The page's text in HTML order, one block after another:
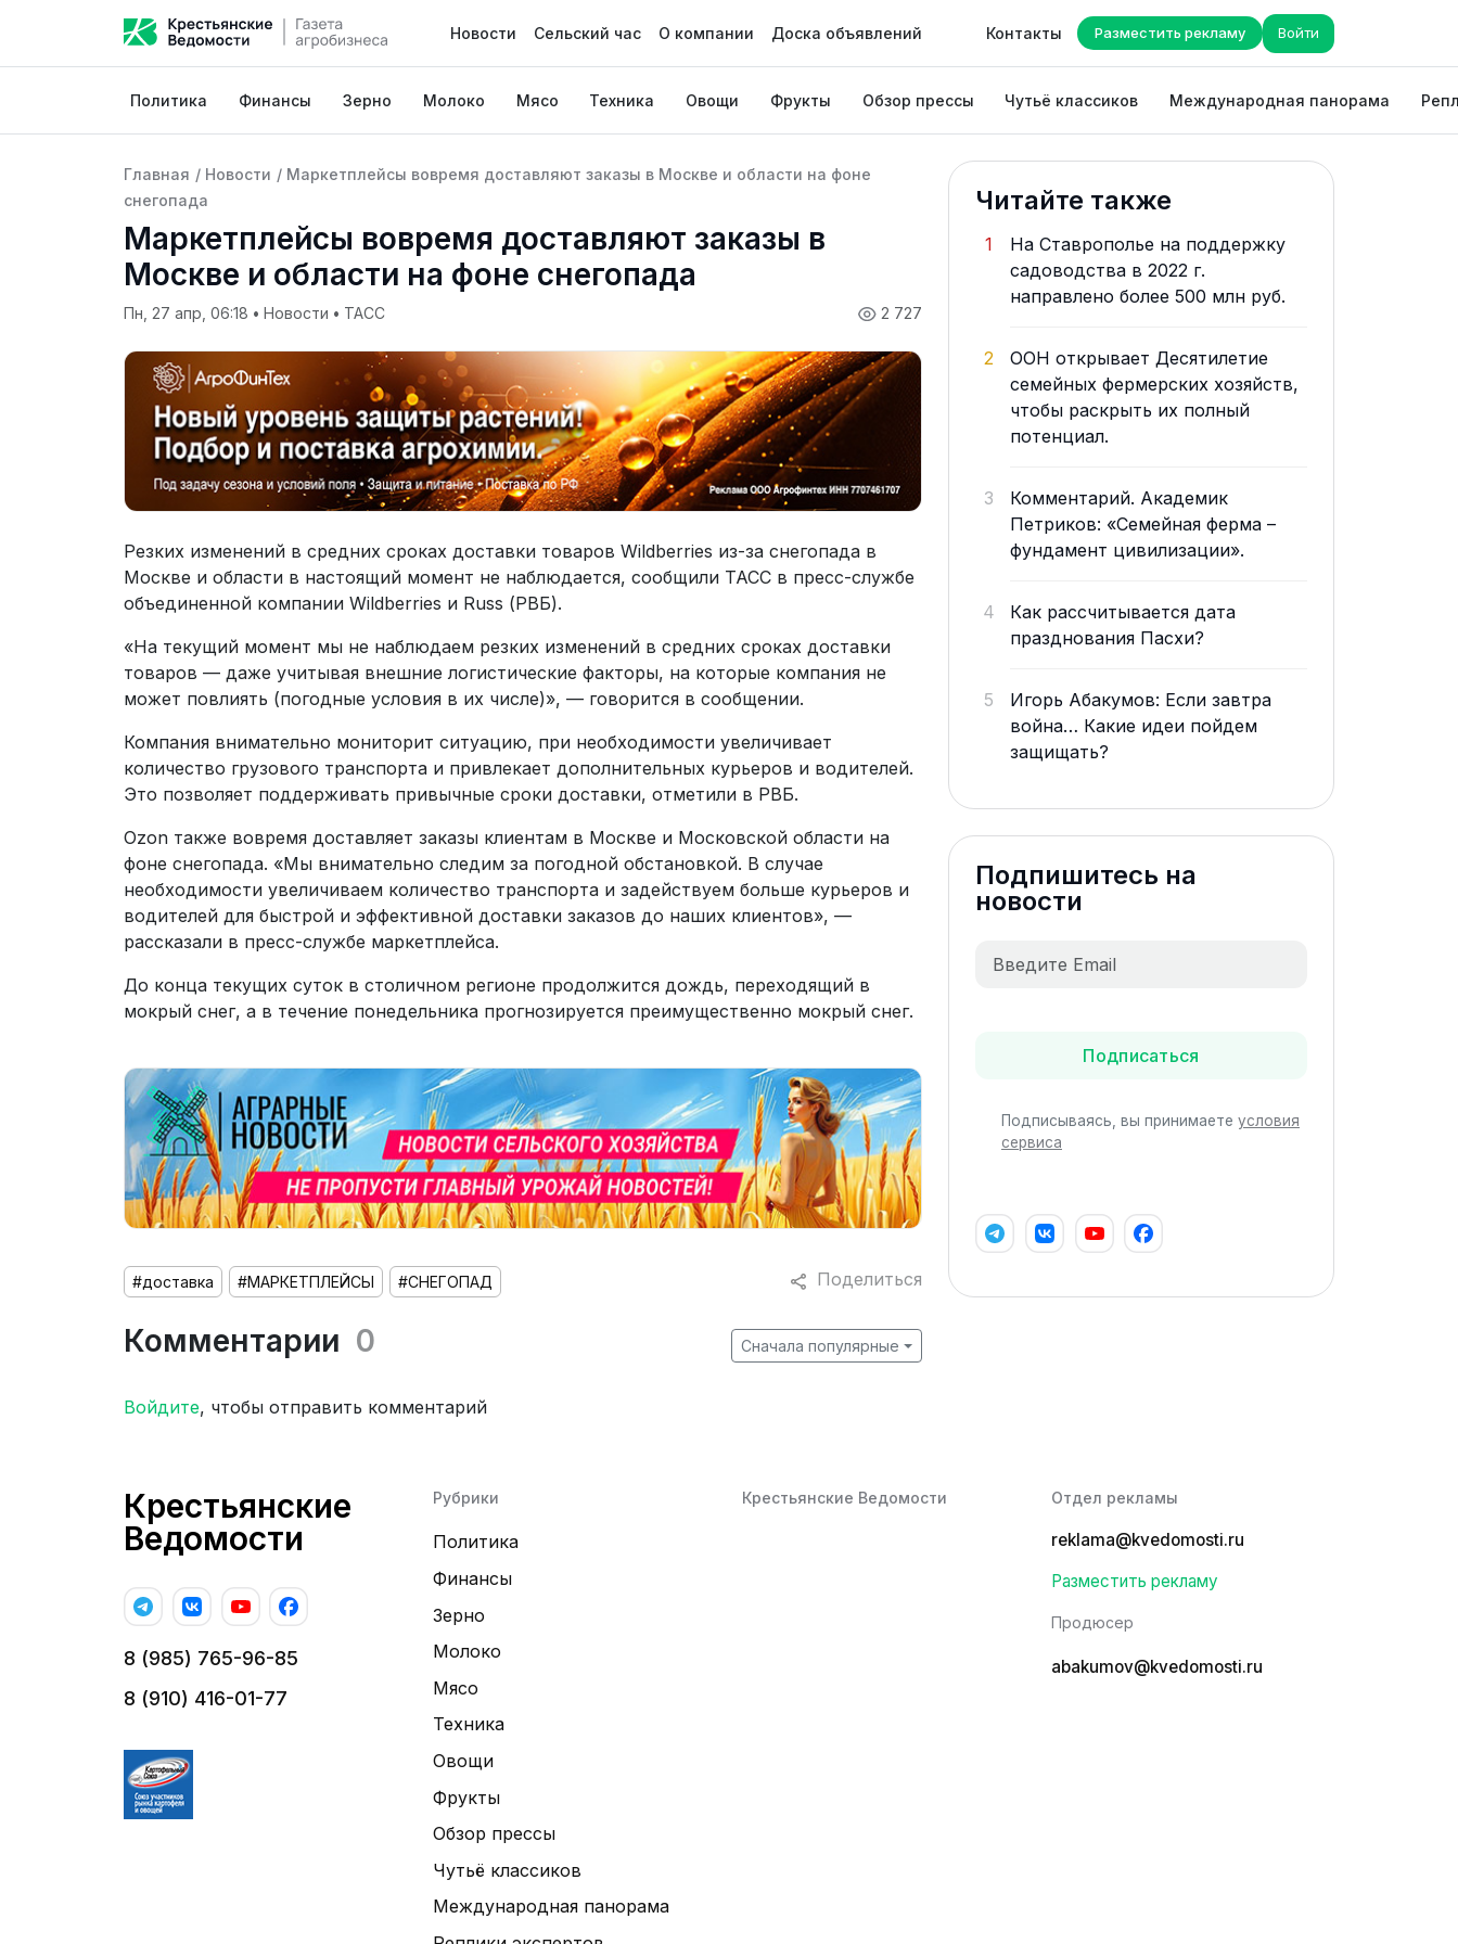
Новости Сельский час О компании Доска объявлений Контакты Разместить рекламу Войти
Политика Финансы Зерно Молоко Мясо Техника Овощи Фрукты Обзор прессы Чутьё классиков Международная панорама
Главная / Новости / Маркетплейсы вовремя доставляют заказы в Москве и области на фоне
снегопада
Маркетплейсы вовремя доставляют заказы в
Москве и области на фоне снегопада
2 727
Пн, 27 апр, 06:18 • Новости • ТАСС
Резких изменений в средних сроках доставки товаров Wildberries из-за снегопада в
Москве и области в настоящий момент не наблюдается, сообщили ТАСС в пресс-службе
объединенной компании Wildberries и Russ (РВБ).
«На текущий момент мы не наблюдаем резких изменений в средних сроках доставки
товаров — даже учитывая внешние логистические факторы, на которые компания не
может повлиять (погодные условия в их числе)», — говорится в сообщении.
Компания внимательно мониторит ситуацию, при необходимости увеличивает
количество грузового транспорта и привлекает дополнительных курьеров и водителей.
Это позволяет поддерживать привычные сроки доставки, отметили в РВБ.
Ozon также вовремя доставляет заказы клиентам в Москве и Московской области на
фоне снегопада. «Мы внимательно следим за погодной обстановкой. В случае
необходимости увеличиваем количество транспорта и задействуем больше курьеров и
водителей для быстрой и эффективной доставки заказов до наших клиентов», —
рассказали в пресс-службе маркетплейса.
До конца текущих суток в столичном регионе продолжится дождь, переходящий в
мокрый снег, а в течение понедельника прогнозируется преимущественно мокрый снег.
Поделиться
#доставка #МАРКЕТПЛЕЙСЫ #СНЕГОПАД
Комментарии 0 Сначала популярные
Войдите, чтобы отправить комментарий
Читайте также
1
На Ставрополье на поддержку
садоводства в 2022 г.
направлено более 500 млн руб.
2
ООН открывает Десятилетие
семейных фермерских хозяйств,
чтобы раскрыть их полный
потенциал.
3
Комментарий. Академик
Петриков: «Семейная ферма –
фундамент цивилизации».
4
Как рассчитывается дата
празднования Пасхи?
5
Игорь Абакумов: Если завтра
война… Какие идеи пойдем
защищать?
Подпишитесь на
новости
Подписаться
Подписываясь, вы принимаете условия
сервиса
Крестьянские
Ведомости
8 (985) 765-96-85
8 (910) 416-01-77
Рубрики
Политика
Финансы
Зерно
Молоко
Мясо
Техника
Овощи
Фрукты
Обзор прессы
Чутьё классиков
Международная панорама
Крестьянские Ведомости Отдел рекламы
reklama@kvedomosti.ru
Разместить рекламу
Продюсер
abakumov@kvedomosti.ru